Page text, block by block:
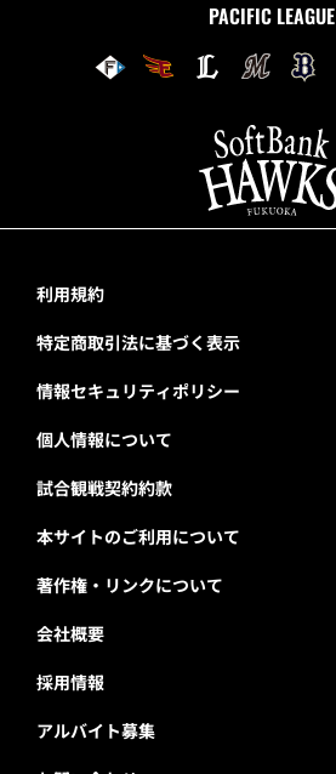
PACIFIC LEAGUE
利用規約
特定商取引法に基づく表示
情報セキュリティポリシー
個人情報について
試合観戦契約約款
本サイトのご利用について
著作権・リンクについて
会社概要
採用情報
アルバイト募集